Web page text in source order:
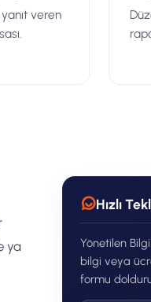
yanıt veren
ya
Hızlı
Yönetilen
bilgi veya
formu